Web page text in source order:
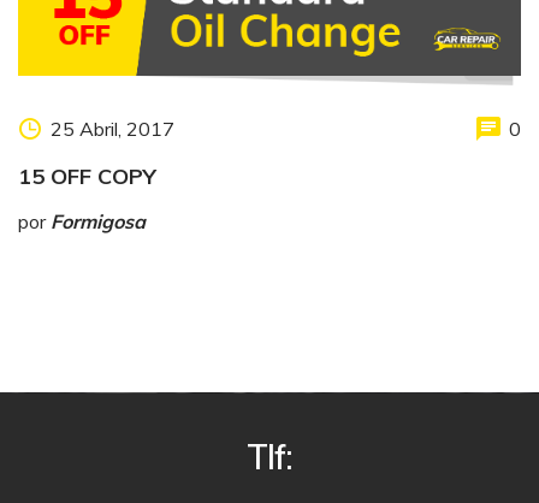
25 Abril, 2017 0
15 OFF COPY
por Formigosa
Tlf: